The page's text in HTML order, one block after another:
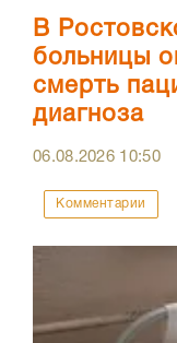
В
больницы
смерть
диагноза
06.08.2026 10:50
Комментарии